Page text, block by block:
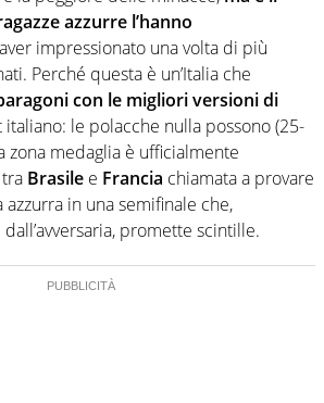
azzurre l’hanno
impressionato una volta di più
Perché questa è un’Italia che
con le migliori versioni di
le polacche nulla possono (25-
zona medaglia è ufficialmente
Brasile e Francia chiamata a provare
azzurra in una semifinale che,
promette scintille.